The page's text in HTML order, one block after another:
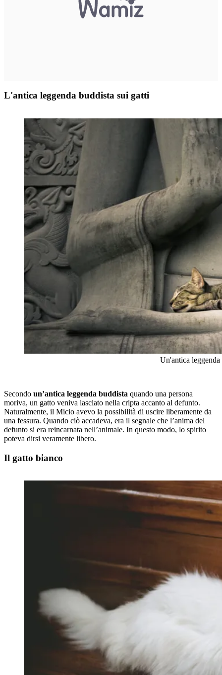
L'antica leggenda buddista sui gatti
Un'antica
Secondo un’antica leggenda buddista quando una persona
moriva, un gatto veniva lasciato nella cripta accanto al defunto.
Naturalmente, il Micio avevo la possibilità di uscire liberamente da
una fessura. Quando ciò accadeva, era il segnale che l’anima del
defunto si era reincarnata nell’animale. In questo modo, lo spirito
poteva dirsi veramente libero.
Il gatto bianco